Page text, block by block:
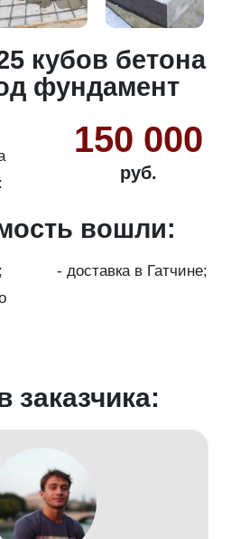
кубов бетона
фундамент
150 000
руб.
вошли:
- доставка в Гатчине;
заказчика: